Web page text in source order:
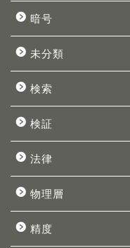
暗号
未分類
検索
検証
法律
物理層
精度